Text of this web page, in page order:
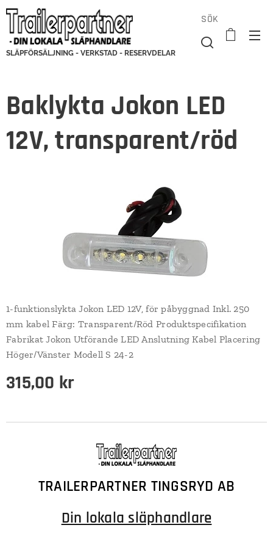
SLÄPFÖRSÄLJNING - VERKSTAD - RESERVDELAR
SÖK
Baklykta Jokon LED
12V, transparent/röd
1-funktionslykta Jokon LED 12V, för påbyggnad Inkl. 250
mm kabel Färg: Transparent/Röd Produktspecifikation
Fabrikat Jokon Utförande LED Anslutning Kabel Placering
Höger/Vänster Modell S 24-2
315,00 kr
TRAILERPARTNER TINGSRYD AB
Din lokala släphandlare